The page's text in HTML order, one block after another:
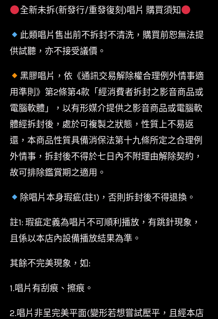
全新未拆(新發行/重發復刻)唱片 購買須知
此類唱片售出前不拆封不清洗，購買前恕無法提
供試聽，亦不接受議價。
黑膠唱片，依《通訊交易解除權合理例外情事適
用準則》第2條第4款「經消費者拆封之影音商品或
電腦軟體」，以有形媒介提供之影音商品或電腦軟
體經拆封後，處於可複製之狀態，性質上不易返
還，本商品性質具備消保法第十九條所定之合理例
外情事，拆封後不得於七日內不附理由解除契約，
故可排除鑑賞期之適用。
除唱片本身瑕疵(註1)，否則拆封後不得退換。
註1: 瑕疵定義為唱片不可順利播放，有跳針現象，
且係以本店內設備播放結果為準。
其餘不完美現象，如:
1.唱片有刮痕、擦痕。
2.唱片非呈完美平面(變形若想嘗試壓平，且經本店